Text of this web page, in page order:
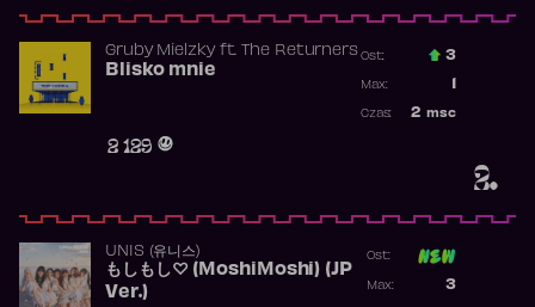
2.
Gruby Mielzkyft. The Returners
Blisko mnie
2 129
Ost.: 3
Max:
2 msc
Czas:
UNIS (유니스)
もしもし♡ (MoshiMoshi) (JP
Ver.)
Ost:
3
Max: